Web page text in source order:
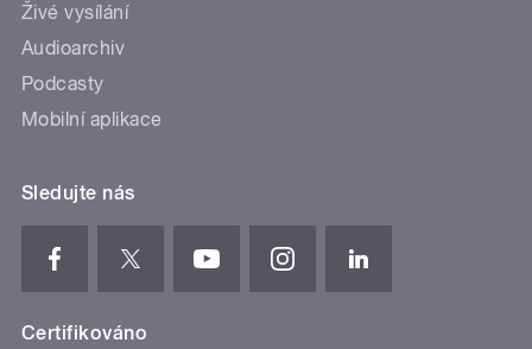
Živé vysílání
Audioarchiv
Podcasty
Mobilní aplikace
Sledujte nás
Certifikováno